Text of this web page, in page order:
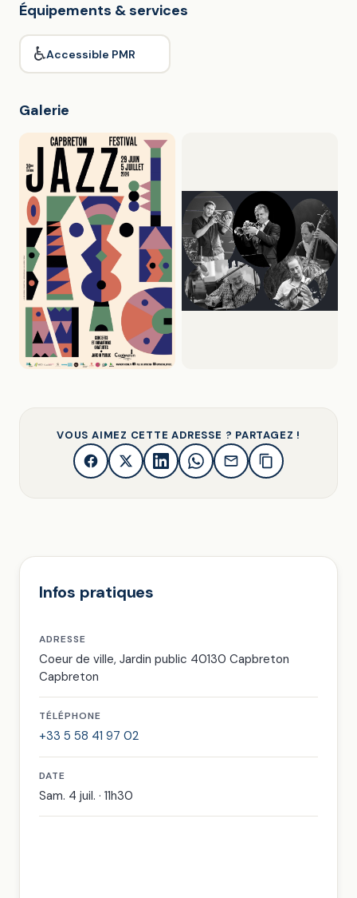
Équipements & services
♿Accessible PMR
Galerie
VOUS AIMEZ CETTE ADRESSE ? PARTAGEZ !
Infos pratiques
ADRESSE
Coeur de ville, Jardin public 40130 Capbreton
Capbreton
TÉLÉPHONE
+33 5 58 41 97 02
DATE
Sam. 4 juil. · 11h30